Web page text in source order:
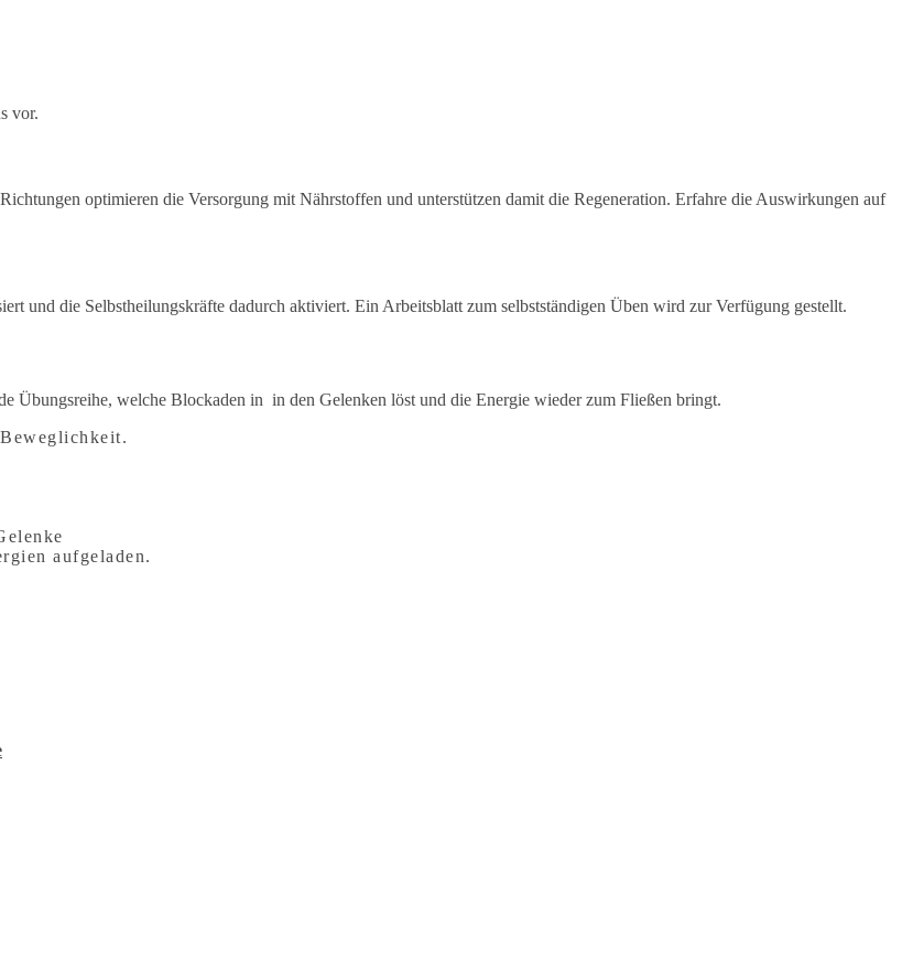
vor.
optimieren die Versorgung mit Nährstoffen und unterstützen damit die Regeneration. Erfahre die Auswirkungen auf
und die Selbstheilungskräfte dadurch aktiviert. Ein Arbeitsblatt zum selbstständigen Üben wird zur Verfügung gestellt.
Übungsreihe, welche Blockaden in in den Gelenken löst und die Energie wieder zum Fließen bringt.
aufgeladen.